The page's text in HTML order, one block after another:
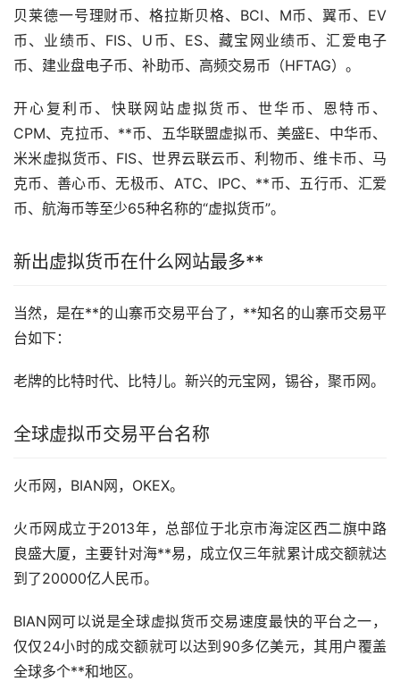
贝莱德一号理财币、格拉斯贝格、BCI、M币、翼币、EV
币、业绩币、FIS、U币、ES、藏宝网业绩币、汇爱电子
币、建业盘电子币、补助币、高频交易币（HFTAG）。
开心复利币、快联网站虚拟货币、世华币、恩特币、
CPM、克拉币、**币、五华联盟虚拟币、美盛E、中华币、
米米虚拟货币、FIS、世界云联云币、利物币、维卡币、马
克币、善心币、无极币、ATC、IPC、**币、五行币、汇爱
币、航海币等至少65种名称的“虚拟货币”。
新出虚拟货币在什么网站最多**
当然，是在**的山寨币交易平台了，**知名的山寨币交易平
台如下：
老牌的比特时代、 比特儿。新兴的元宝网，锡谷，聚币网。
全球虚拟币交易平台名称
火币网，BIAN网，OKEX。
火币网成立于2013年，总部位于北京市海淀区西二旗中路
良盛大厦，主要针对海**易，成立仅三年就累计成交额就达
到了20000亿人民币。
BIAN网可以说是全球虚拟货币交易速度最快的平台之一，
仅仅24小时的成交额就可以达到90多亿美元，其用户覆盖
全球多个**和地区。